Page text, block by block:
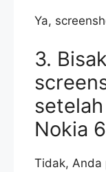
Ya,
3.
Nokia
Tidak, Anda